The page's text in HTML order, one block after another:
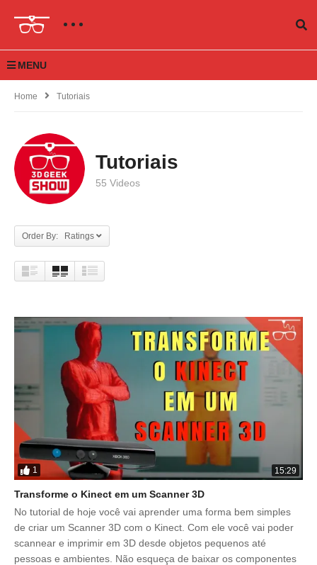
MENU
Home Tutoriais
Tutoriais
55 Videos
Order By: Ratings
1 15:29
Transforme o Kinect em um Scanner 3D
No tutorial de hoje você vai aprender uma forma bem simples
de criar um Scanner 3D com o Kinect. Com ele você vai poder
scannear e imprimir em 3D desde objetos pequenos até
pessoas e ambientes. Não esqueça de baixar os componentes